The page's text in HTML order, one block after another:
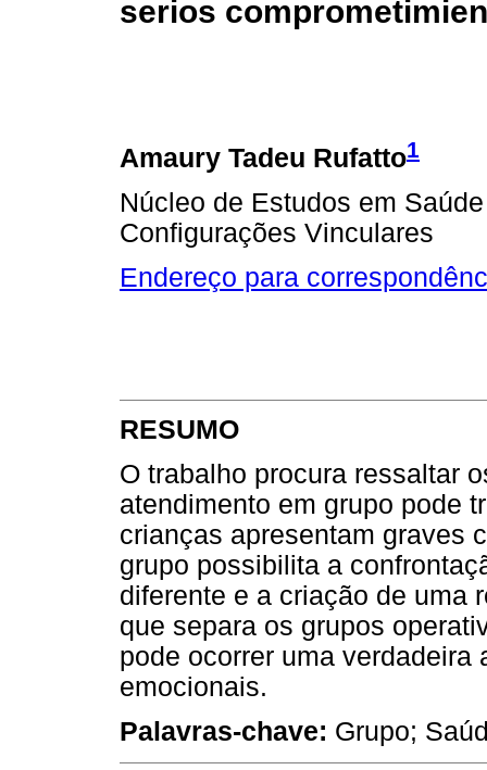
serios
Amaury Tadeu Rufatto1
Núcleo de Estudos em
Configurações Vinculares
Endereço para
RESUMO
O trabalho procura ressaltar
atendimento em grupo pode
crianças apresentam graves
grupo possibilita a
diferente e a criação de uma
que separa os grupos
pode ocorrer uma
emocionais.
Palavras-chave: Grupo;